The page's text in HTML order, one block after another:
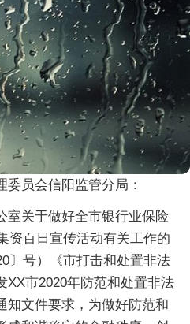
委员会信阳监管分局：
室关于做好全市银行业保险
资百日宣传活动有关工作的
〕号）《市打击和处置非法
XX市2020年防范和处置非法
知文件要求，为做好防范和